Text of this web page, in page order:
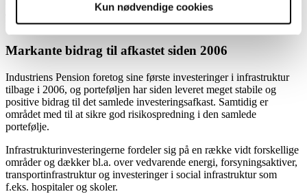
Kun nødvendige cookies
Jan Østergaard, chef for unoterede investeringer i Industriens
Pension.
Markante bidrag til afkastet siden 2006
Industriens Pension foretog sine første investeringer i infrastruktur
tilbage i 2006, og porteføljen har siden leveret meget stabile og
positive bidrag til det samlede investeringsafkast. Samtidig er
området med til at sikre god risikospredning i den samlede
portefølje.
Infrastrukturinvesteringerne fordeler sig på en række vidt forskellige
områder og dækker bl.a. over vedvarende energi, forsyningsaktiver,
transportinfrastruktur og investeringer i social infrastruktur som
f.eks. hospitaler og skoler.